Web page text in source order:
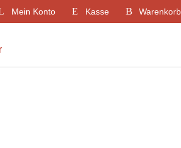
Mein Konto Kasse Warenkorb